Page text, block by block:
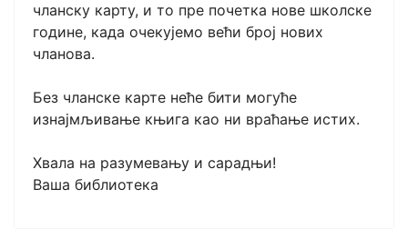
чланску карту, и то пре почетка нове школске
године, када очекујемо већи број нових
чланова.
Без чланске карте неће бити могуће
изнајмљивање књига као ни враћање истих.
Хвала на разумевању и сарадњи!
Ваша библиотека